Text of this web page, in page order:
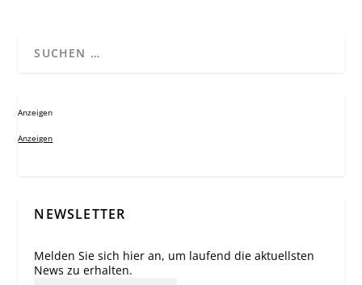
Anzeigen
Anzeigen
NEWSLETTER
Melden Sie sich hier an, um laufend die aktuellsten
News zu erhalten.